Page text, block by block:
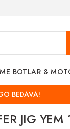
BOTLAR &
BEDAVA!
JIG